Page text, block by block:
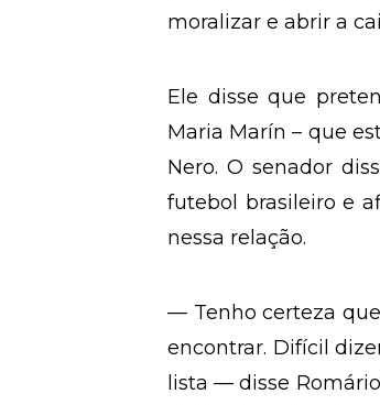
moralizar e abrir a
Ele disse que
Maria Marín – que
Nero. O senador
futebol brasileiro e
nessa relação.
— Tenho certeza
encontrar. Difícil
lista — disse